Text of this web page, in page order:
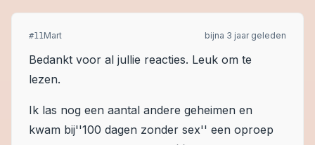
#11Mart bijna 3 jaar geleden
Bedankt voor al jullie reacties. Leuk om te
lezen.
Ik las nog een aantal andere geheimen en
kwam bij''100 dagen zonder sex'' een oproep